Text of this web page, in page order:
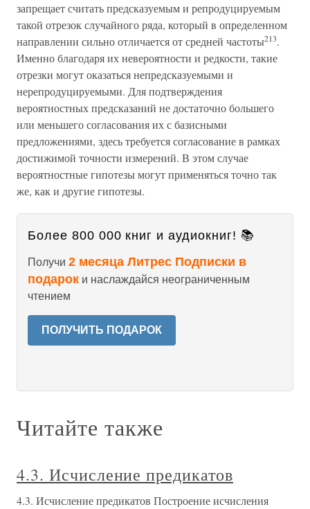
запрещает считать предсказуемым и репродуцируемым
такой отрезок случайного ряда, который в определенном
направлении сильно отличается от средней частоты213.
Именно благодаря их невероятности и редкости, такие
отрезки могут оказаться непредсказуемыми и
нерепродуцируемыми. Для подтверждения
вероятностных предсказаний не достаточно большего
или меньшего согласования их с базисными
предложениями, здесь требуется согласование в рамках
достижимой точности измерений. В этом случае
вероятностные гипотезы могут применяться точно так
же, как и другие гипотезы.
Более 800 000 книг и аудиокниг! 📚
Получи 2 месяца Литрес Подписки в
подарок и наслаждайся неограниченным
чтением
ПОЛУЧИТЬ ПОДАРОК
Читайте также
4.3. Исчисление предикатов
4.3. Исчисление предикатов Построение исчисления